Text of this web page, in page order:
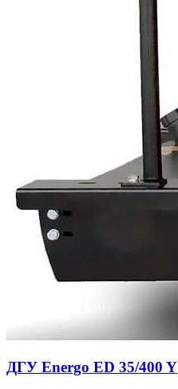
ДГУ Energo ED 35/400 Y